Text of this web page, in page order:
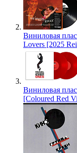
Виниловая
Lovers [2025
Виниловая
[Coloured Red